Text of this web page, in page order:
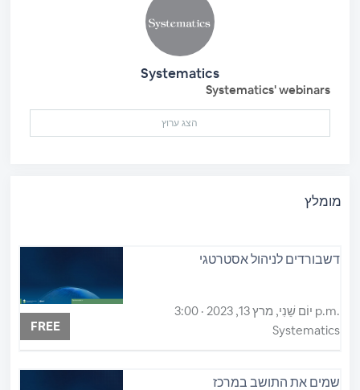
Systematics
Systematics' webinars
הצג ערוץ
מומלץ
FREE
דשבורדים לניהול אסטרטגי
יוֹם שֵׁנִי, מרץ 13, 2023 · 3:00 p.m.
Systematics
שמים את התושב במרכז